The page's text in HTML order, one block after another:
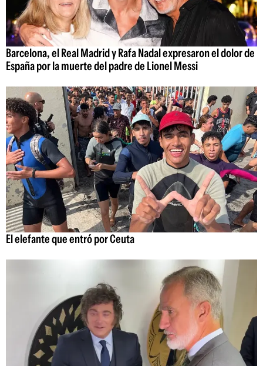
Barcelona, el Real Madrid y Rafa Nadal expresaron el dolor de
España por la muerte del padre de Lionel Messi
El elefante que entró por Ceuta